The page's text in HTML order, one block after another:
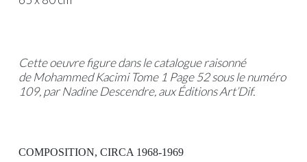
Cette oeuvre figure dans le catalogue raisonné
de Mohammed Kacimi Tome 1 Page 52 sous le numéro
109, par Nadine Descendre, aux Éditions Art’Dif.
COMPOSITION, CIRCA 1968-1969